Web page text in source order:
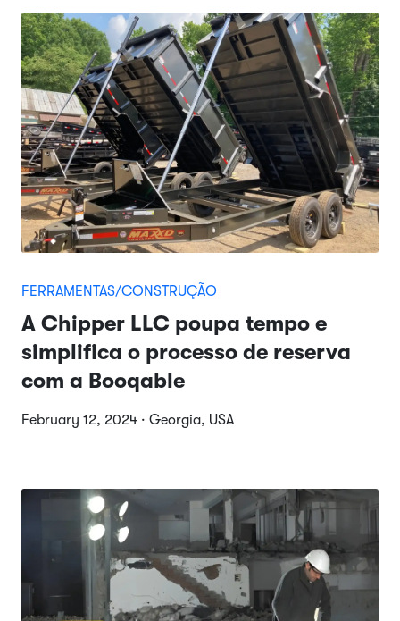
FERRAMENTAS/CONSTRUÇÃO
A Chipper LLC poupa tempo e
simplifica o processo de reserva
com a Booqable
February 12, 2024 · Georgia, USA